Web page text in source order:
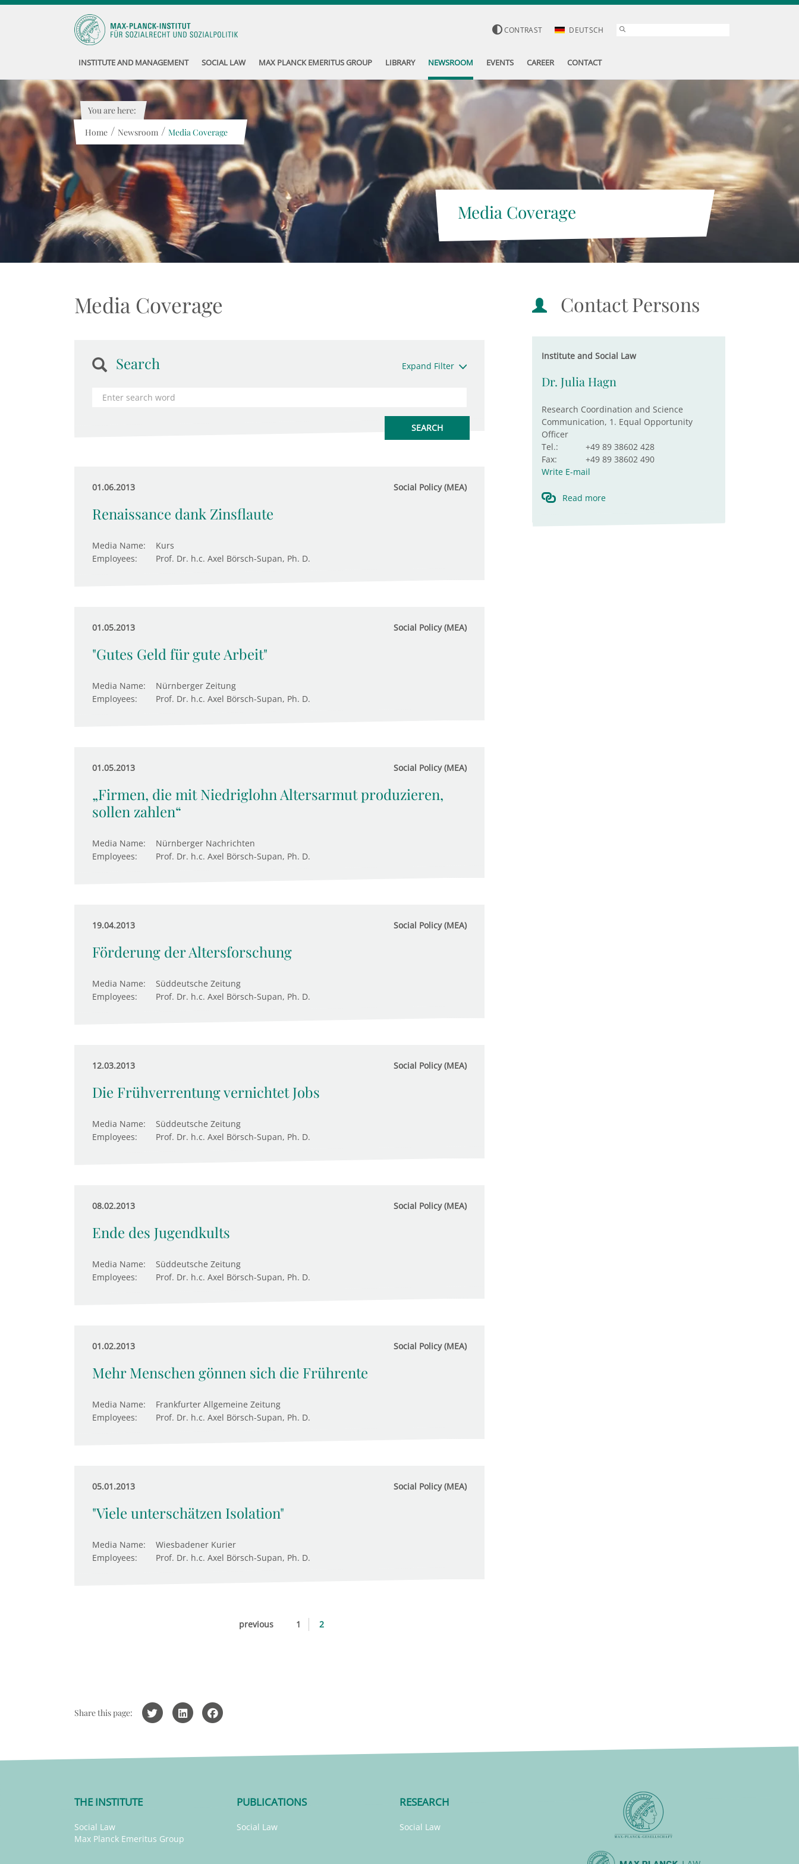
CONTRAST DEUTSCH
INSTITUTE AND MANAGEMENT SOCIAL LAW MAX PLANCK EMERITUS GROUP LIBRARY NEWSROOM EVENTS CAREER CONTACT
Media Coverage
You are here:
Home / Newsroom / Media Coverage
Media Coverage
Search Expand Filter
01.06.2013 Social Policy (MEA)
Renaissance dank Zinsflaute
Media Name:
Kurs
Employees:
Prof. Dr. h.c. Axel Börsch-Supan, Ph. D.
01.05.2013 Social Policy (MEA)
"Gutes Geld für gute Arbeit"
Media Name:
Nürnberger Zeitung
Employees:
Prof. Dr. h.c. Axel Börsch-Supan, Ph. D.
01.05.2013 Social Policy (MEA)
„Firmen, die mit Niedriglohn Altersarmut produzieren,
sollen zahlen“
Media Name:
Nürnberger Nachrichten
Employees:
Prof. Dr. h.c. Axel Börsch-Supan, Ph. D.
19.04.2013 Social Policy (MEA)
Förderung der Altersforschung
Media Name:
Süddeutsche Zeitung
Employees:
Prof. Dr. h.c. Axel Börsch-Supan, Ph. D.
12.03.2013 Social Policy (MEA)
Die Frühverrentung vernichtet Jobs
Media Name:
Süddeutsche Zeitung
Employees:
Prof. Dr. h.c. Axel Börsch-Supan, Ph. D.
08.02.2013 Social Policy (MEA)
Ende des Jugendkults
Media Name:
Süddeutsche Zeitung
Employees:
Prof. Dr. h.c. Axel Börsch-Supan, Ph. D.
01.02.2013 Social Policy (MEA)
Mehr Menschen gönnen sich die Frührente
Media Name:
Frankfurter Allgemeine Zeitung
Employees:
Prof. Dr. h.c. Axel Börsch-Supan, Ph. D.
05.01.2013 Social Policy (MEA)
"Viele unterschätzen Isolation"
Media Name:
Wiesbadener Kurier
Employees:
Prof. Dr. h.c. Axel Börsch-Supan, Ph. D.
previous 1 2
Contact Persons
Institute and Social Law
Dr. Julia Hagn
Research Coordination and Science
Communication, 1. Equal Opportunity
Officer
Tel.:
+49 89 38602 428
Fax:
+49 89 38602 490
Write E-mail
Read more
Share this page:
THE INSTITUTE
Social Law
Max Planck Emeritus Group
PUBLICATIONS
Social Law
RESEARCH
Social Law